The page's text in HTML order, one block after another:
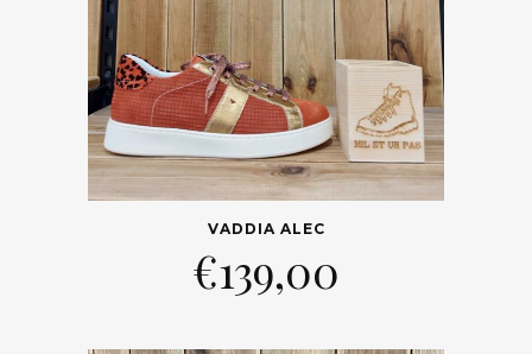
VADDIA ALEC
€139,00